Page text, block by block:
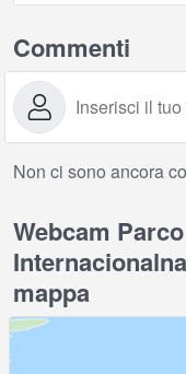
Commenti
Non ci sono ancora
Webcam
mappa